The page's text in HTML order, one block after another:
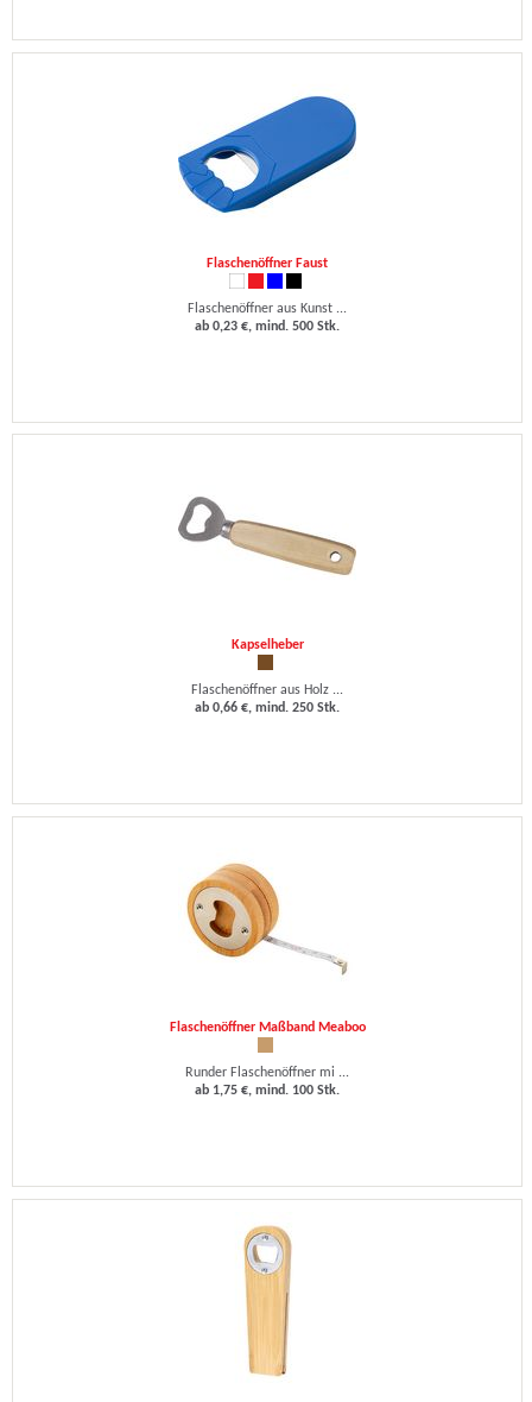
Flaschenöffner Faust
Flaschenöffner aus Kunst ...
ab 0,23 €, mind. 500 Stk.
Kapselheber
Flaschenöffner aus Holz ...
ab 0,66 €, mind. 250 Stk.
Flaschenöffner Maßband Meaboo
Runder Flaschenöffner mi ...
ab 1,75 €, mind. 100 Stk.